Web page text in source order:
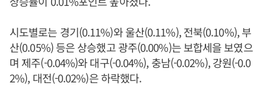
시도별로는 경기(0.11%)와 울산(0.11%), 전북(0.10%), 부
산(0.05%) 등은 상승했고 광주(0.00%)는 보합세을 보였으
며 제주(-0.04%)와 대구(-0.04%), 충남(-0.02%), 강원(-0.0
2%), 대전(-0.02%)은 하락했다.